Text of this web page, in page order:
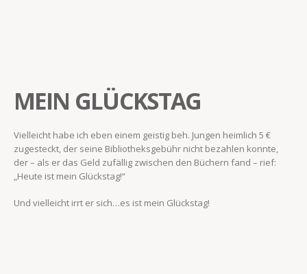
MEIN GLÜCKSTAG
Vielleicht habe ich eben einem geistig beh. Jungen heimlich 5 €
zugesteckt, der seine Bibliotheksgebühr nicht bezahlen konnte,
der – als er das Geld zufällig zwischen den Büchern fand – rief:
„Heute ist mein Glückstag!“
Und vielleicht irrt er sich…es ist mein Glückstag!